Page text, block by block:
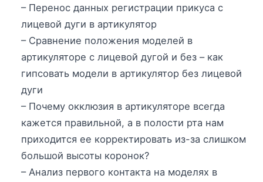
– Перенос данных регистрации прикуса с
лицевой дуги в артикулятор
– Сравнение положения моделей в
артикуляторе с лицевой дугой и без – как
гипсовать модели в артикулятор без лицевой
дуги
– Почему окклюзия в артикуляторе всегда
кажется правильной, а в полости рта нам
приходится ее корректировать из-за слишком
большой высоты коронок?
– Анализ первого контакта на моделях в